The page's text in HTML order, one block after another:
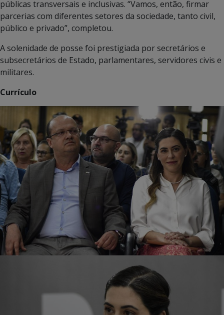
públicas transversais e inclusivas. “Vamos, então, firmar
parcerias com diferentes setores da sociedade, tanto civil,
público e privado”, completou.
A solenidade de posse foi prestigiada por secretários e
subsecretários de Estado, parlamentares, servidores civis e
militares.
Currículo